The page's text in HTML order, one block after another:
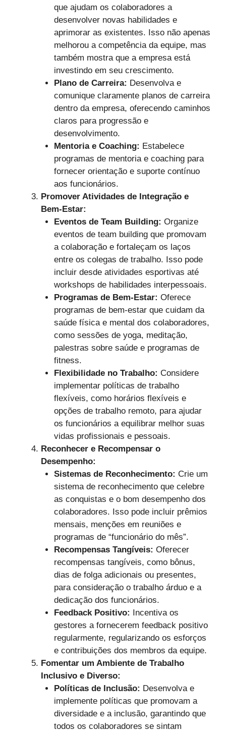
que ajudam os colaboradores a
desenvolver novas habilidades e
aprimorar as existentes. Isso não apenas
melhorou a competência da equipe, mas
também mostra que a empresa está
investindo em seu crescimento.
Plano de Carreira: Desenvolva e
comunique claramente planos de carreira
dentro da empresa, oferecendo caminhos
claros para progressão e
desenvolvimento.
Mentoria e Coaching: Estabelece
programas de mentoria e coaching para
fornecer orientação e suporte contínuo
aos funcionários.
Promover Atividades de Integração e
Bem-Estar:
Eventos de Team Building: Organize
eventos de team building que promovam
a colaboração e fortaleçam os laços
entre os colegas de trabalho. Isso pode
incluir desde atividades esportivas até
workshops de habilidades interpessoais.
Programas de Bem-Estar: Oferece
programas de bem-estar que cuidam da
saúde física e mental dos colaboradores,
como sessões de yoga, meditação,
palestras sobre saúde e programas de
fitness.
Flexibilidade no Trabalho: Considere
implementar políticas de trabalho
flexíveis, como horários flexíveis e
opções de trabalho remoto, para ajudar
os funcionários a equilibrar melhor suas
vidas profissionais e pessoais.
Reconhecer e Recompensar o
Desempenho:
Sistemas de Reconhecimento: Crie um
sistema de reconhecimento que celebre
as conquistas e o bom desempenho dos
colaboradores. Isso pode incluir prêmios
mensais, menções em reuniões e
programas de “funcionário do mês”.
Recompensas Tangíveis: Oferecer
recompensas tangíveis, como bônus,
dias de folga adicionais ou presentes,
para consideração o trabalho árduo e a
dedicação dos funcionários.
Feedback Positivo: Incentiva os
gestores a fornecerem feedback positivo
regularmente, regularizando os esforços
e contribuições dos membros da equipe.
Fomentar um Ambiente de Trabalho
Inclusivo e Diverso:
Políticas de Inclusão: Desenvolva e
implemente políticas que promovam a
diversidade e a inclusão, garantindo que
todos os colaboradores se sintam